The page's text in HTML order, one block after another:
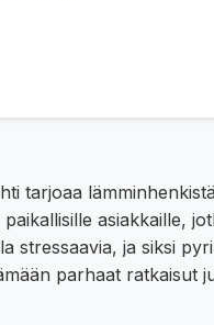
tarjoaa
asiakkaille,
stressaavia, ja siksi
parhaat ratkaisut